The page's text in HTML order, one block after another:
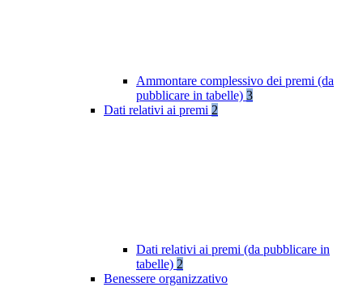
Ammontare complessivo dei premi (da
pubblicare in tabelle) 3
Dati relativi ai premi 2
Dati relativi ai premi (da pubblicare in
tabelle) 2
Benessere organizzativo